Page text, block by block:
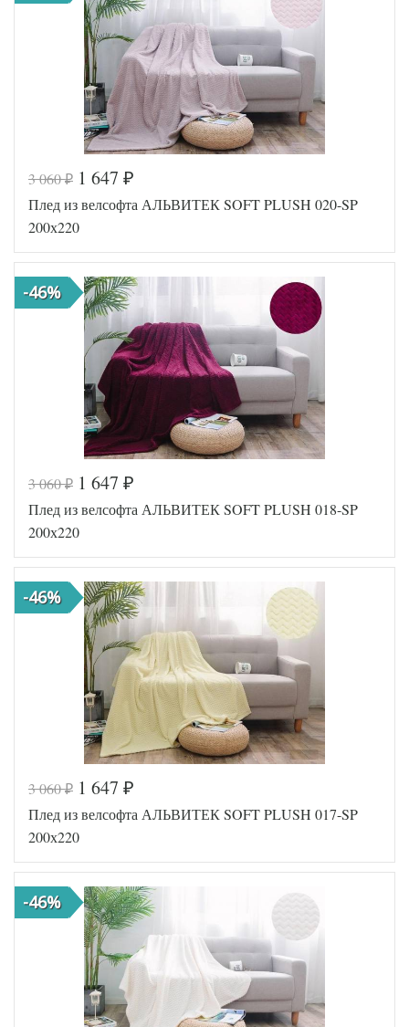
Код товара
518-249
Артикул
AL200092
Размер пледа/
покрывала
Ткань
Велсофт
Производитель АльВиТек
(Россия)
3 060₽ 1 647 ₽
Плед из велсофта АЛЬВИТЕК SOFT PLUSH 020-SP
200х220
-46%
Код товара
518-313
Артикул
AL200092
Размер пледа/
покрывала
Ткань
Велсофт
Производитель АльВиТек
(Россия)
3 060₽ 1 647 ₽
Плед из велсофта АЛЬВИТЕК SOFT PLUSH 018-SP
200х220
-46%
3 060₽ 1 647 ₽
Плед из велсофта АЛЬВИТЕК SOFT PLUSH 017-SP
200х220
-46%